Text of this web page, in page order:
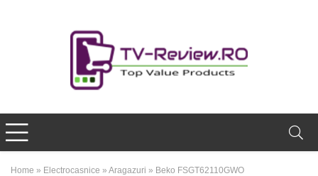
Home » Electrocasnice » Aragazuri » Beko FSGT62110GWO